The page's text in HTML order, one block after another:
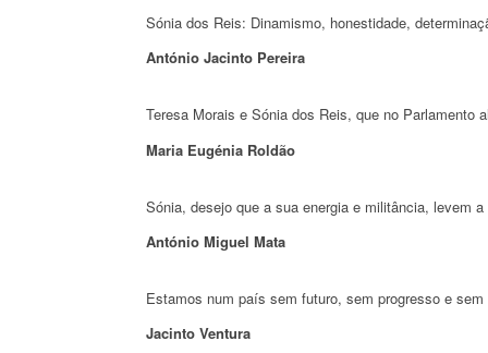
Sónia dos Reis: Dinamismo, honestidade,
António Jacinto Pereira
Teresa Morais e Sónia dos Reis, que no Parlamento
Maria Eugénia Roldão
Sónia, desejo que a sua energia e militância, levem
António Miguel Mata
Estamos num país sem futuro, sem progresso e
Jacinto Ventura